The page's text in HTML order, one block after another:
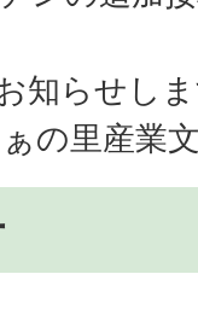
知らせし
の里産業